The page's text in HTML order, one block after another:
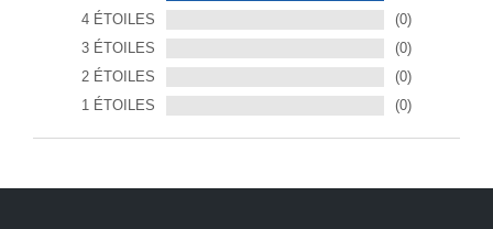
4 ÉTOILES
3 ÉTOILES
2 ÉTOILES
1 ÉTOILES
(0)
(0)
(0)
(0)